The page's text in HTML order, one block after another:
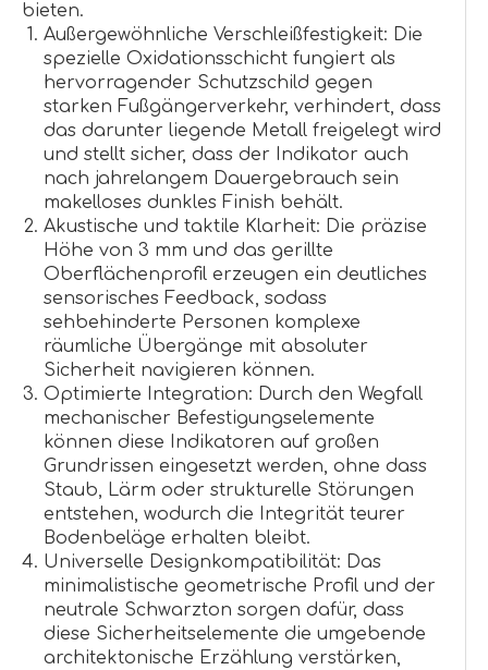
bieten.
Außergewöhnliche Verschleißfestigkeit: Die
spezielle Oxidationsschicht fungiert als
hervorragender Schutzschild gegen
starken Fußgängerverkehr, verhindert, dass
das darunter liegende Metall freigelegt wird
und stellt sicher, dass der Indikator auch
nach jahrelangem Dauergebrauch sein
makelloses dunkles Finish behält.
Akustische und taktile Klarheit: Die präzise
Höhe von 3 mm und das gerillte
Oberflächenprofil erzeugen ein deutliches
sensorisches Feedback, sodass
sehbehinderte Personen komplexe
räumliche Übergänge mit absoluter
Sicherheit navigieren können.
Optimierte Integration: Durch den Wegfall
mechanischer Befestigungselemente
können diese Indikatoren auf großen
Grundrissen eingesetzt werden, ohne dass
Staub, Lärm oder strukturelle Störungen
entstehen, wodurch die Integrität teurer
Bodenbeläge erhalten bleibt.
Universelle Designkompatibilität: Das
minimalistische geometrische Profil und der
neutrale Schwarzton sorgen dafür, dass
diese Sicherheitselemente die umgebende
architektonische Erzählung verstärken,